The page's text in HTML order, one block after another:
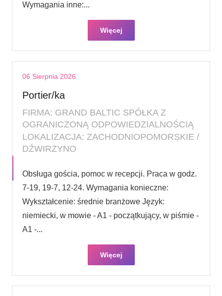
Wymagania inne:...
Więcej
06 Sierpnia 2026
Portier/ka
FIRMA: GRAND BALTIC SPÓŁKA Z
OGRANICZONĄ ODPOWIEDZIALNOŚCIĄ
LOKALIZACJA: ZACHODNIOPOMORSKIE /
DŹWIRZYNO
Obsługa gościa, pomoc w recepcji. Praca w godz.
7-19, 19-7, 12-24. Wymagania konieczne:
Wykształcenie: średnie branżowe Język:
niemiecki, w mowie - A1 - początkujący, w piśmie -
A1 -...
Więcej